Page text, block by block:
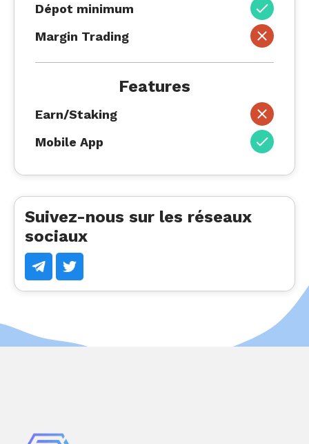
Dépot minimum
Margin Trading
Features
Earn/Staking
Mobile App
Suivez-nous sur les réseaux
sociaux